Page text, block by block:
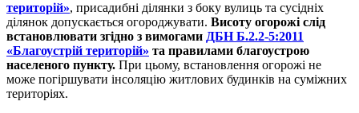
територій», присадибні ділянки з боку вулиць та сусідніх
ділянок допускається огороджувати. Висоту огорожі слід
встановлювати згідно з вимогами ДБН Б.2.2-5:2011
«Благоустрій територій» та правилами благоустрою
населеного пункту. При цьому, встановлення огорожі не
може погіршувати інсоляцію житлових будинків на суміжних
територіях.